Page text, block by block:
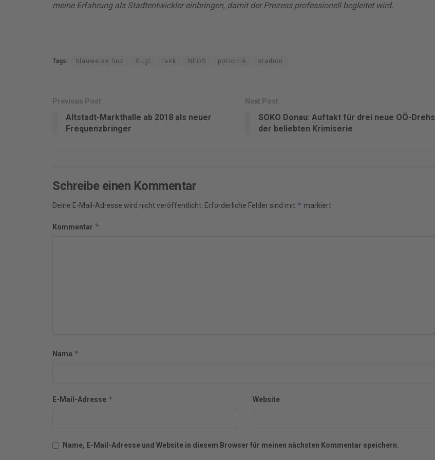
meine Erfahrung als Stadtentwickler einbringen, damit der Prozess professionell begleitet wird.
Tags: blauweiss linz Gugl lask NEOS potocnik stadion
Previous Post
Altstadt-Markthalle ab 2018 als neuer
Frequenzbringer
Next Post
SOKO Donau: Auftakt für drei neue OÖ-Drehs
der beliebten Krimiserie
Schreibe einen Kommentar
Deine E-Mail-Adresse wird nicht veröffentlicht. Erforderliche Felder sind mit * markiert
Kommentar *
Name *
E-Mail-Adresse * Website
Name, E-Mail-Adresse und Website in diesem Browser für meinen nächsten Kommentar speichern.